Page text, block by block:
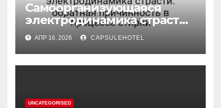
Самоорганизующаяся
электродинамика страсти:
обратная причинность в
процессе стирки
АПР 16, 2026 CAPSULEHOTEL
UNCATEGORISED